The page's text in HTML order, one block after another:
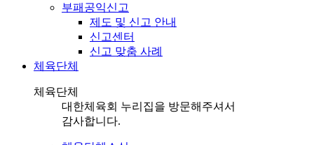
부패공익신고
제도 및 신고 안내
신고센터
신고 맞춤 사례
체육단체
체육단체
대한체육회 누리집을 방문해주셔서
감사합니다.